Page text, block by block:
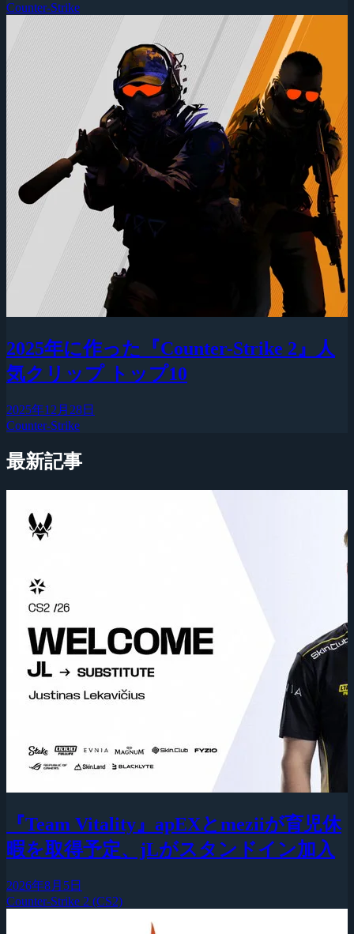
Counter-Strike
2025年に作った『Counter-Strike 2』人
気クリップ トップ10
2025年12月28日
Counter-Strike
最新記事
『Team Vitality』apEXとmeziiが育児休
暇を取得予定、jLがスタンドイン加入
2026年8月5日
Counter-Strike 2 (CS2)